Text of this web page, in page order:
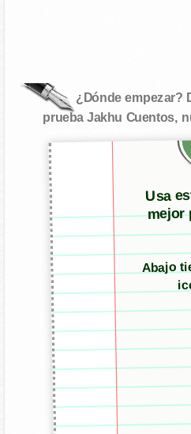
¿Dónde empezar?
prueba Jakhu Cuentos,
Usa
mejor
Abajo